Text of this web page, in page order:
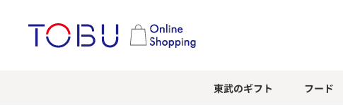
東武のギフト フード